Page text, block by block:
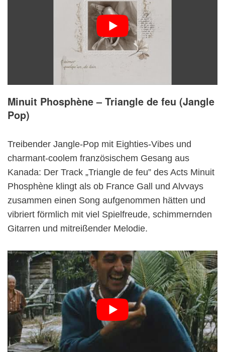
Minuit Phosphène – Triangle de feu (Jangle
Pop)
Treibender Jangle-Pop mit Eighties-Vibes und
charmant-coolem französischem Gesang aus
Kanada: Der Track „Triangle de feu” des Acts Minuit
Phosphène klingt als ob France Gall und Alvvays
zusammen einen Song aufgenommen hätten und
vibriert förmlich mit viel Spielfreude, schimmernden
Gitarren und mitreißender Melodie.